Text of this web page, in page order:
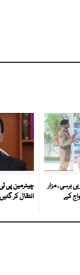
طفیل شہید کی 68 ویں برسی ، مزار
کے
چیئرمین پی
انتقال کر گئیں